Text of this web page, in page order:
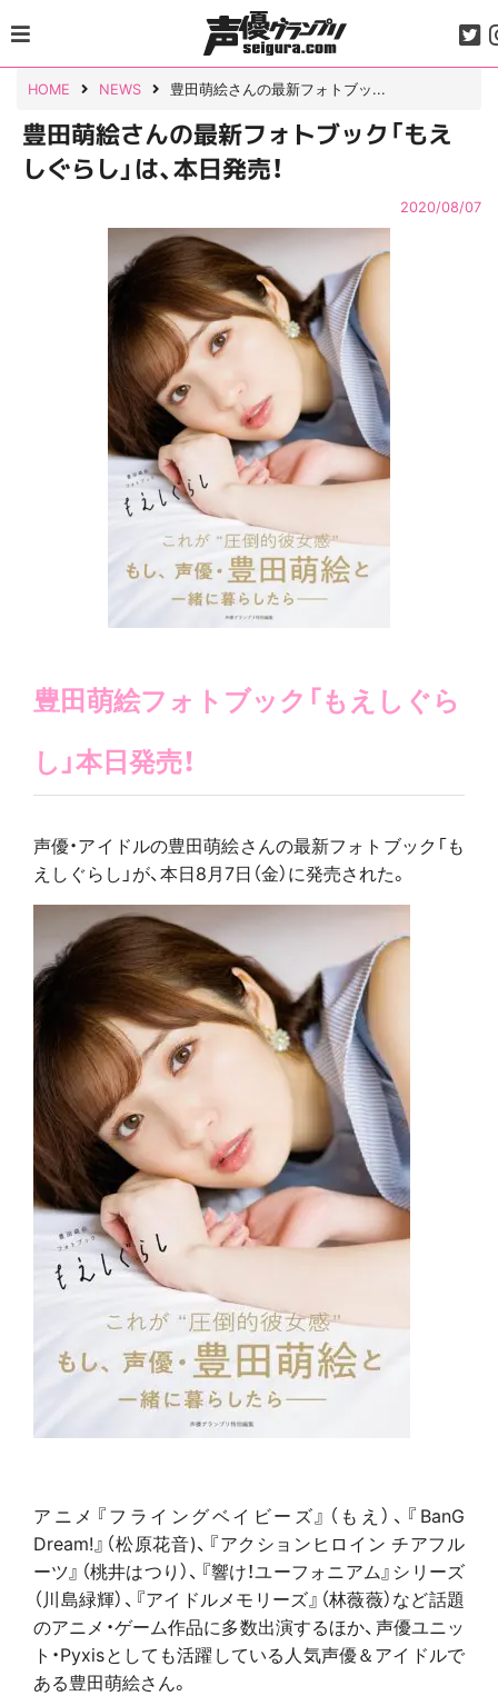
to
content
HOME NEWS 豊田萌絵さんの最新フォトブッ...
豊田萌絵さんの最新フォトブック「もえ
しぐらし」は、本日発売！
2020/08/07
豊田萌絵フォトブック「もえしぐら
し」本日発売！
声優・アイドルの豊田萌絵さんの最新フォトブック「も
えしぐらし」が、本日8月7日（金）に発売された。
アニメ『フライングベイビーズ』（もえ）、『BanG
Dream!』（松原花音)、『アクションヒロイン チアフル
ーツ』（桃井はつり）、『響け！ユーフォニアム』シリーズ
（川島緑輝）、『アイドルメモリーズ』（林薇薇）など話題
のアニメ・ゲーム作品に多数出演するほか、声優ユニッ
ト・Pyxisとしても活躍している人気声優＆アイドルで
ある豊田萌絵さん。